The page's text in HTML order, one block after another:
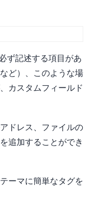
ず記述する項目があ
ど）、このような場
カスタムフィールド
ドレス、ファイルの
追加することができ
ーマに簡単なタグを